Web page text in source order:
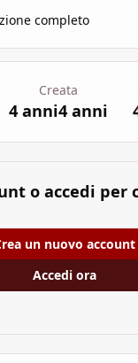
completo
Creata
4 anni4 anni
o accedi per
un nuovo account
Accedi ora